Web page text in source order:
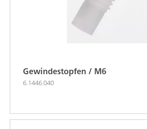
Gewindestopfen / M6
6.1446.040